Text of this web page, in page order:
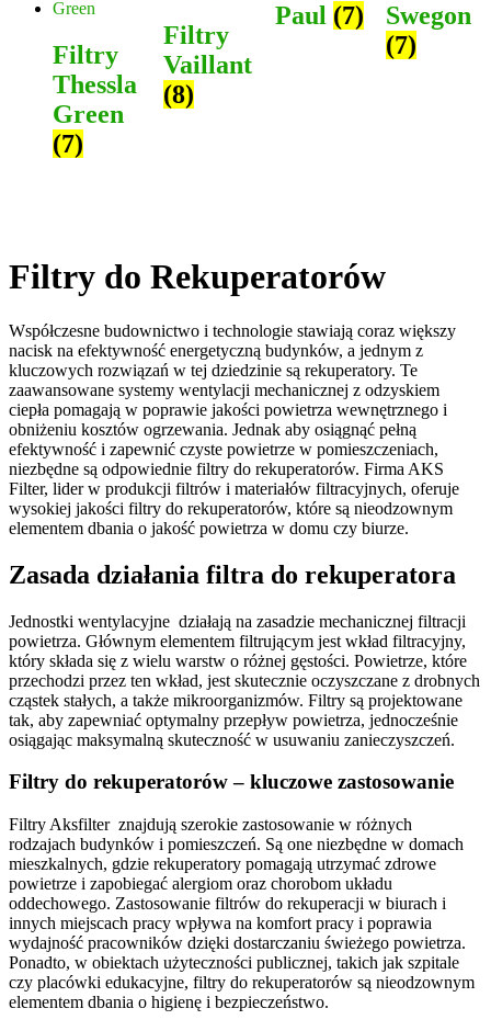
Filtry
Thessla
Green
(7)
Filtry
Vaillant
(8)
Paul (7)
Swegon
(7)
Filtry do Rekuperatorów
Współczesne budownictwo i technologie stawiają coraz większy
nacisk na efektywność energetyczną budynków, a jednym z
kluczowych rozwiązań w tej dziedzinie są rekuperatory. Te
zaawansowane systemy wentylacji mechanicznej z odzyskiem
ciepła pomagają w poprawie jakości powietrza wewnętrznego i
obniżeniu kosztów ogrzewania. Jednak aby osiągnąć pełną
efektywność i zapewnić czyste powietrze w pomieszczeniach,
niezbędne są odpowiednie filtry do rekuperatorów. Firma AKS
Filter, lider w produkcji filtrów i materiałów filtracyjnych, oferuje
wysokiej jakości filtry do rekuperatorów, które są nieodzownym
elementem dbania o jakość powietrza w domu czy biurze.
Zasada działania filtra do rekuperatora
Jednostki wentylacyjne działają na zasadzie mechanicznej filtracji
powietrza. Głównym elementem filtrującym jest wkład filtracyjny,
który składa się z wielu warstw o różnej gęstości. Powietrze, które
przechodzi przez ten wkład, jest skutecznie oczyszczane z drobnych
cząstek stałych, a także mikroorganizmów. Filtry są projektowane
tak, aby zapewniać optymalny przepływ powietrza, jednocześnie
osiągając maksymalną skuteczność w usuwaniu zanieczyszczeń.
Filtry do rekuperatorów – kluczowe zastosowanie
Filtry Aksfilter znajdują szerokie zastosowanie w różnych
rodzajach budynków i pomieszczeń. Są one niezbędne w domach
mieszkalnych, gdzie rekuperatory pomagają utrzymać zdrowe
powietrze i zapobiegać alergiom oraz chorobom układu
oddechowego. Zastosowanie filtrów do rekuperacji w biurach i
innych miejscach pracy wpływa na komfort pracy i poprawia
wydajność pracowników dzięki dostarczaniu świeżego powietrza.
Ponadto, w obiektach użyteczności publicznej, takich jak szpitale
czy placówki edukacyjne, filtry do rekuperatorów są nieodzownym
elementem dbania o higienę i bezpieczeństwo.